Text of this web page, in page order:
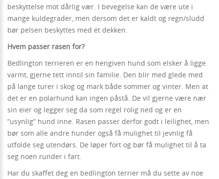
beskyttelse mot dårlig vær. I bevegelse kan de være ute i
mange kuldegrader, men dersom det er kaldt og regn/sludd
bør pelsen beskyttes med et dekken.
Hvem passer rasen for?
Bedlington terrieren er en hengiven hund som elsker å ligge
varmt, gjerne tett inntil sin familie. Den blir med glede med
på lange turer i skog og mark både sommer og vinter. Men at
det er en polarhund kan ingen påstå. De vil gjerne være nær
sin eier og legger seg da som regel rolig ned og er en
”usynlig” hund inne. Rasen passer derfor godt i leilighet, men
bør som alle andre hunder også få mulighet til jevnlig få
utfolde seg utendørs. De løper fort og bør få mulighet til å ta
seg noen runder i fart.
Har du skaffet deg en bedlington terrier må du sette av noe